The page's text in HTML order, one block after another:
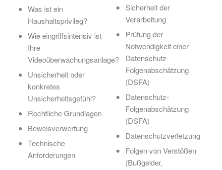
Was ist ein
Haushaltsprivileg?
Wie eingriffsintensiv ist
Ihre
Videoüberwachungsanlage?
Unsicherheit oder
konkretes
Unsicherheitsgefühl?
Rechtliche Grundlagen
Beweisverwertung
Technische
Anforderungen
Sicherheit der
Verarbeitung
Prüfung der
Notwendigkeit einer
Datenschutz-
Folgenabschätzung
(DSFA)
Datenschutz-
Folgenabschätzung
(DSFA)
Datenschutzverletzung
Folgen von Verstößen
(Bußgelder,